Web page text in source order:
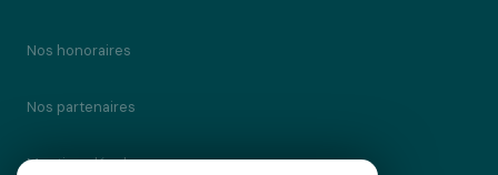
Nos honoraires
Nos partenaires
Mentions légales